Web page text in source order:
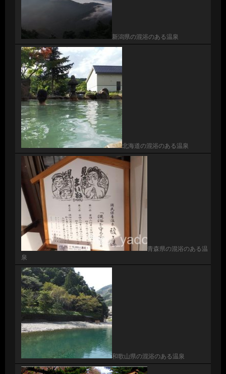
新潟県の混浴のある温泉
北海道の混浴のある温泉
青森県の混浴のある温
泉
和歌山県の混浴のある温泉